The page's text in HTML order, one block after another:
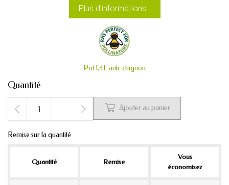
Plus d'informations...
Pot 1,4L anti-chignon
Quantité
 Ajouter au panier
Remise sur la quantité
Quantité Remise
Vous
économisez